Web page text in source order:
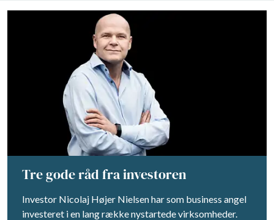
Tre gode råd fra investoren
Investor Nicolaj Højer Nielsen har som business angel
investeret i en lang række nystartede virksomheder.